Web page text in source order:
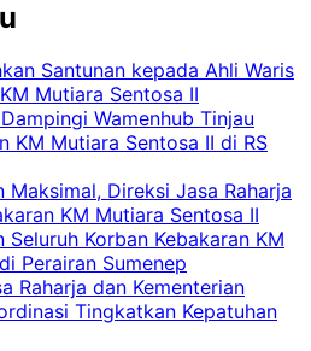
Santunan kepada Ahli Waris
Mutiara Sentosa II
Wamenhub Tinjau
KM Mutiara Sentosa II di RS
Maksimal, Direksi Jasa Raharja
KM Mutiara Sentosa II
Seluruh Korban Kebakaran KM
Perairan Sumenep
Raharja dan Kementerian
Tingkatkan Kepatuhan